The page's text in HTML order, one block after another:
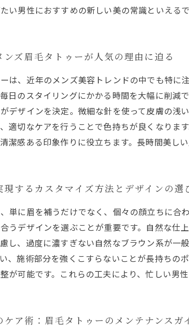
い男性におすすめの新しい美の常識といえるで
ズ眉毛タトゥーが人気の理由に迫る
は、近年のメンズ美容トレンドの中でも特に
日のスタイリングにかかる時間を大幅に削
デザインを決定。微細な針を使って皮膚の
適切なケアを行うことで色持ちが良くなり
潔感ある印象作りに役立ちます。長時間美し
現するカスタマイズ方法とデザインの選
単に眉を補うだけでなく、個々の顔立ちに
うデザインを選ぶことが重要です。自然な
し、過度に濃すぎない自然なブラウン系が一
、施術部分を強くこすらないことが長持ちの
が可能です。これらの工夫により、忙しい男
ア術：眉毛タトゥーのメンテナンスガ